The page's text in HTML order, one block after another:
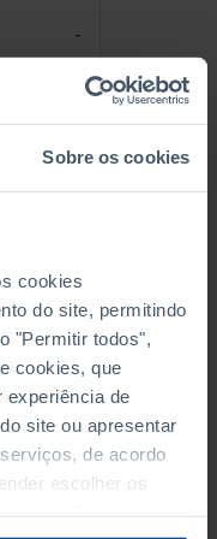
Sobre os cookies
cookies
do site, permitindo
"Permitir todos",
cookies, que
experiência de
site ou apresentar
de acordo
escolher os
-
-